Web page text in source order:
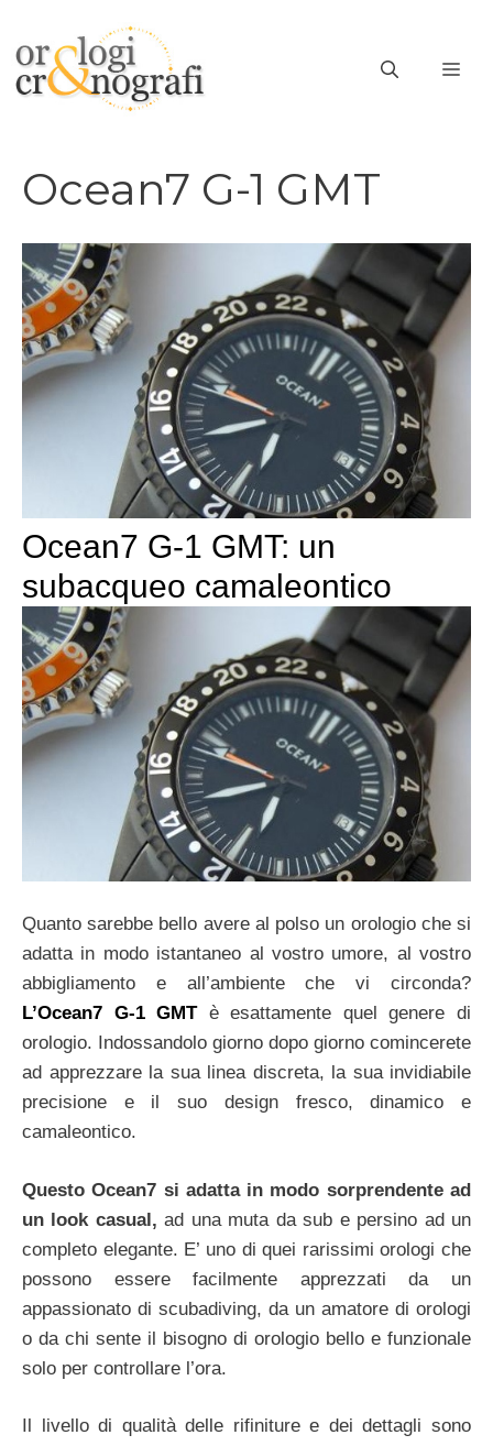
contenuto
Ocean7 G-1 GMT
Ocean7 G-1 GMT: un
subacqueo camaleontico
Quanto sarebbe bello avere al polso un orologio che si
adatta in modo istantaneo al vostro umore, al vostro
abbigliamento e all’ambiente che vi circonda?
L’Ocean7 G-1 GMT è esattamente quel genere di
orologio. Indossandolo giorno dopo giorno comincerete
ad apprezzare la sua linea discreta, la sua invidiabile
precisione e il suo design fresco, dinamico e
camaleontico.
Questo Ocean7 si adatta in modo sorprendente ad
un look casual,ad una muta da sub e persino ad un
completo elegante. E’ uno di quei rarissimi orologi che
possono essere facilmente apprezzati da un
appassionato di scubadiving, da un amatore di orologi
o da chi sente il bisogno di orologio bello e funzionale
solo per controllare l’ora.
Il livello di qualità delle rifiniture e dei dettagli sono